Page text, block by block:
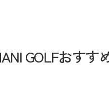
Hem width 50cm
GOLFおすす